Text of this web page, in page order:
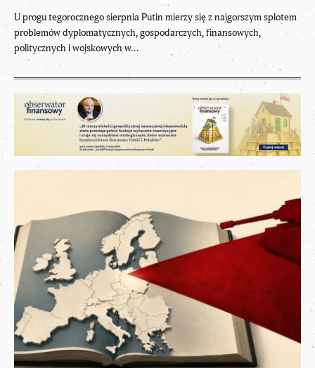
U progu tegorocznego sierpnia Putin mierzy się z najgorszym splotem
problemów dyplomatycznych, gospodarczych, finansowych,
politycznych i wojskowych w...